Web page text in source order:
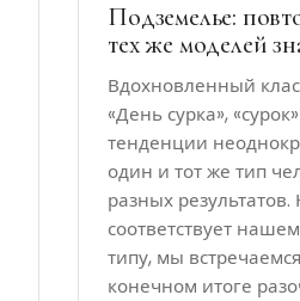
Подземелье:
тех же моделей
Вдохновленный
«День сурка»,
тенденции
один и тот же тип
разных результатов.
соответствует
типу, мы
конечном итоге